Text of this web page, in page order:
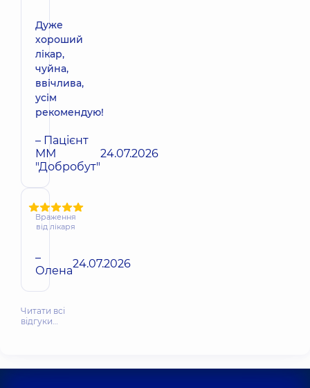
Дуже
хороший
лікар,
чуйна,
ввічлива,
усім
рекомендую!
– Пацієнт
ММ
"Добробут"
24.07.2026
Враження
від лікаря
–
Олена24.07.2026
Читати всі
відгуки…